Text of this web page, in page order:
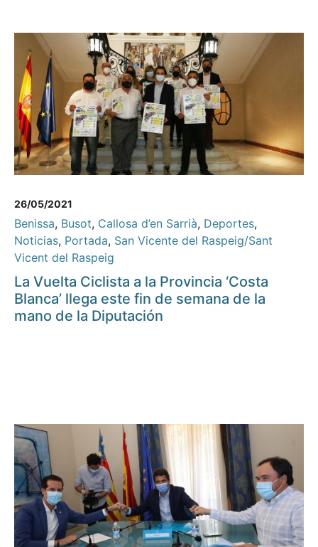
26/05/2021
Benissa, Busot, Callosa d’en Sarrià, Deportes,
Noticias, Portada, San Vicente del Raspeig/Sant
Vicent del Raspeig
La Vuelta Ciclista a la Provincia ‘Costa
Blanca’ llega este fin de semana de la
mano de la Diputación